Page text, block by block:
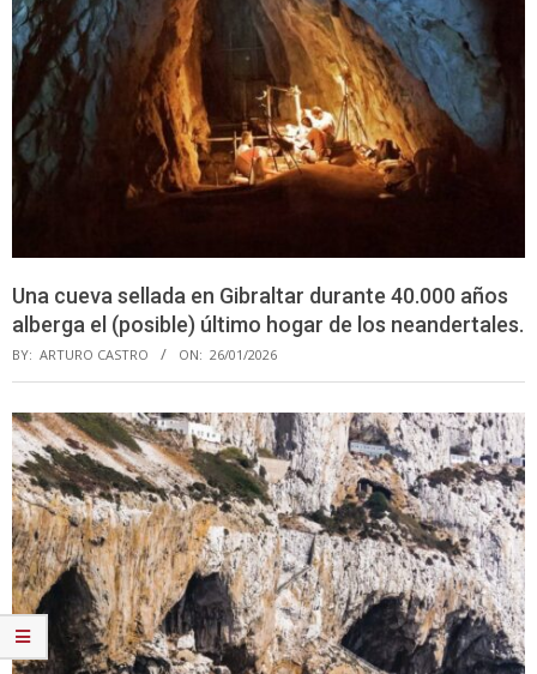
Una cueva sellada en Gibraltar durante 40.000 años
alberga el (posible) último hogar de los neandertales.
BY: ARTURO CASTRO ON: 26/01/2026